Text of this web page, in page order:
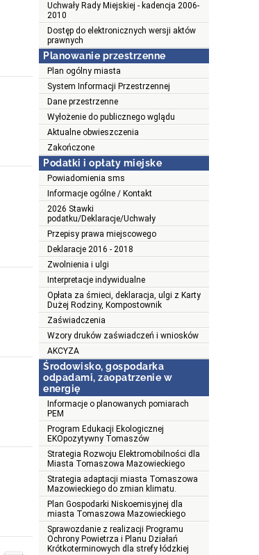
Uchwały Rady Miejskiej - kadencja 2006-
2010
Dostęp do elektronicznych wersji aktów
prawnych
Planowanie przestrzenne
Plan ogólny miasta
System Informacji Przestrzennej
Dane przestrzenne
Wyłożenie do publicznego wglądu
Aktualne obwieszczenia
Zakończone
Podatki i opłaty miejske
Powiadomienia sms
Informacje ogólne / Kontakt
2026 Stawki
podatku/Deklaracje/Uchwały
Przepisy prawa miejscowego
Deklaracje 2016 - 2018
Zwolnienia i ulgi
Interpretacje indywidualne
Opłata za śmieci, deklaracja, ulgi z Karty
Dużej Rodziny, Kompostownik
Zaświadczenia
Wzory druków zaświadczeń i wniosków
AKCYZA
Środowisko, gospodarka
odpadami, zaopatrzenie w
energię
Informacje o planowanych pomiarach
PEM
Program Edukacji Ekologicznej
EKOpozytywny Tomaszów
Strategia Rozwoju Elektromobilności dla
Miasta Tomaszowa Mazowieckiego
Strategia adaptacji miasta Tomaszowa
Mazowieckiego do zmian klimatu.
Plan Gospodarki Niskoemisyjnej dla
miasta Tomaszowa Mazowieckiego
Sprawozdanie z realizacji Programu
Ochrony Powietrza i Planu Działań
Krótkoterminowych dla strefy łódzkiej